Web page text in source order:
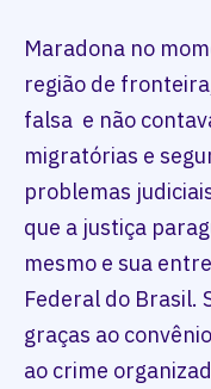
Maradona no
região de
falsa e não
migratórias e
problemas
que a justiça
mesmo e sua
Federal do Brasil.
graças ao
ao crime